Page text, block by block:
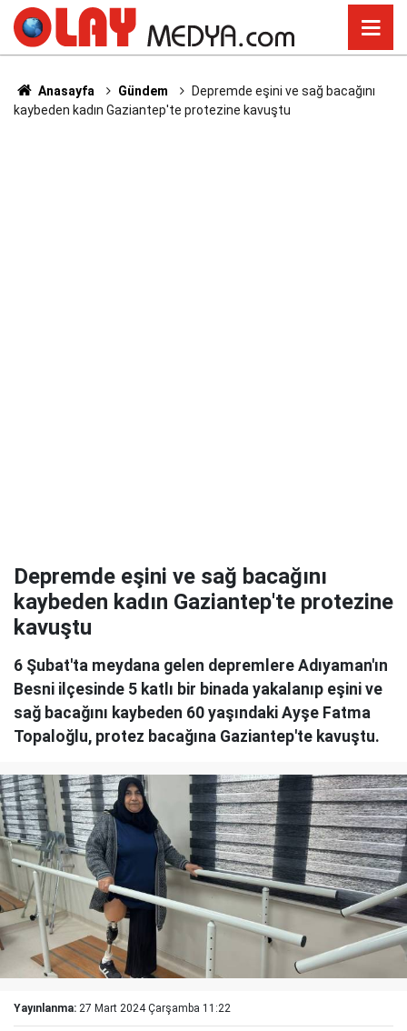
Anasayfa Gündem
Depremde eşini ve sağ bacağını
kaybeden kadın Gaziantep'te protezine kavuştu
Depremde eşini ve sağ bacağını
kaybeden kadın Gaziantep'te protezine
kavuştu
6 Şubat'ta meydana gelen depremlere Adıyaman'ın
Besni ilçesinde 5 katlı bir binada yakalanıp eşini ve
sağ bacağını kaybeden 60 yaşındaki Ayşe Fatma
Topaloğlu, protez bacağına Gaziantep'te kavuştu.
Yayınlanma: 27 Mart 2024 Çarşamba 11:22